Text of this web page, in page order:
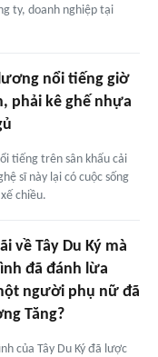
ty, doanh nghiệp tại
nổi tiếng giờ
phải kê ghế nhựa
tiếng trên sân khấu cải
sĩ này lại có cuộc sống
chiều.
về Tây Du Ký mà
đã đánh lừa
người phụ nữ đã
Tăng?
của Tây Du Ký đã lược